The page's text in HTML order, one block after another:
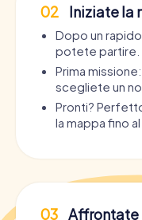
02 Iniziate la
Dopo un
potete partire.
Prima
scegliete un
Pronti?
la mappa fino
03 Affrontate